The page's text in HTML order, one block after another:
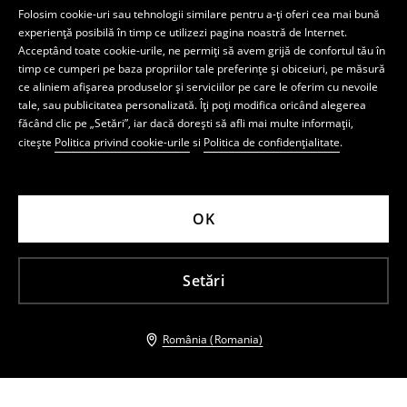
Folosim cookie-uri sau tehnologii similare pentru a-ți oferi cea mai bună
experiență posibilă în timp ce utilizezi pagina noastră de Internet.
Acceptând toate cookie-urile, ne permiți să avem grijă de confortul tău în
timp ce cumperi pe baza propriilor tale preferințe și obiceiuri, pe măsură
ce aliniem afișarea produselor și serviciilor pe care le oferim cu nevoile
tale, sau publicitatea personalizată. Îți poți modifica oricând alegerea
făcând clic pe „Setări”, iar dacă dorești să afli mai multe informații,
citește Politica privind cookie-urile si Politica de confidențialitate.
Setări
OK
România (Romania)